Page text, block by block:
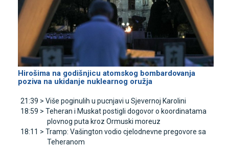
Hirošima na godišnjicu atomskog bombardovanja
poziva na ukidanje nuklearnog oružja
21:39 > Više poginulih u pucnjavi u Sjevernoj Karolini
18:59 > Teheran i Muskat postigli dogovor o koordinatama
plovnog puta kroz Ormuski moreuz
18:11 > Tramp: Vašington vodio cjelodnevne pregovore sa
Teheranom